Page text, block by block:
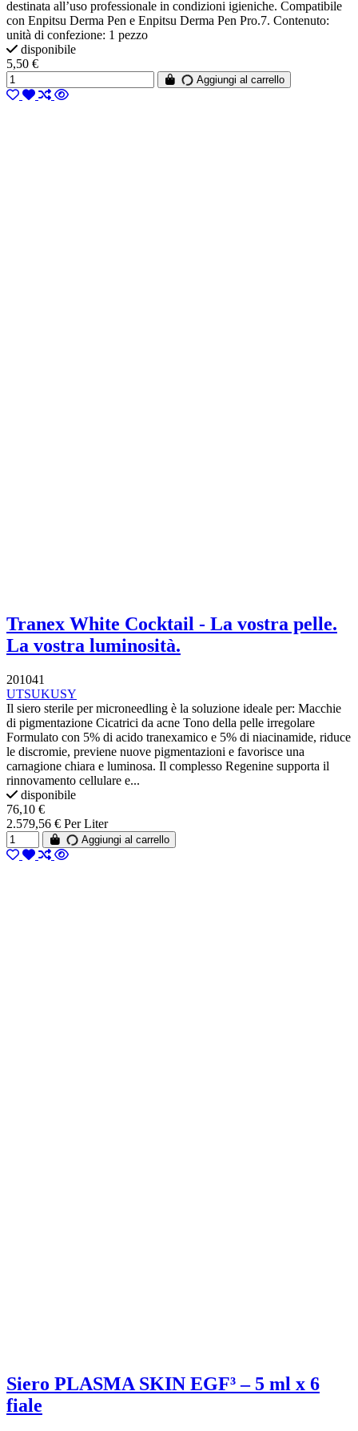
destinata all’uso professionale in condizioni igieniche. Compatibile
con Enpitsu Derma Pen e Enpitsu Derma Pen Pro.7. Contenuto:
unità di confezione: 1 pezzo
disponibile
5,50 €
Aggiungi al carrello
Tranex White Cocktail - La vostra pelle.
La vostra luminosità.
201041
UTSUKUSY
Il siero sterile per microneedling è la soluzione ideale per: Macchie
di pigmentazione Cicatrici da acne Tono della pelle irregolare
Formulato con 5% di acido tranexamico e 5% di niacinamide, riduce
le discromie, previene nuove pigmentazioni e favorisce una
carnagione chiara e luminosa. Il complesso Regenine supporta il
rinnovamento cellulare e...
disponibile
76,10 €
2.579,56 € Per Liter
Aggiungi al carrello
Siero PLASMA SKIN EGF³ – 5 ml x 6
fiale